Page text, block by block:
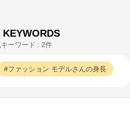
KEYWORDS
キーワード : 2件
ファッション モデルさんの身長